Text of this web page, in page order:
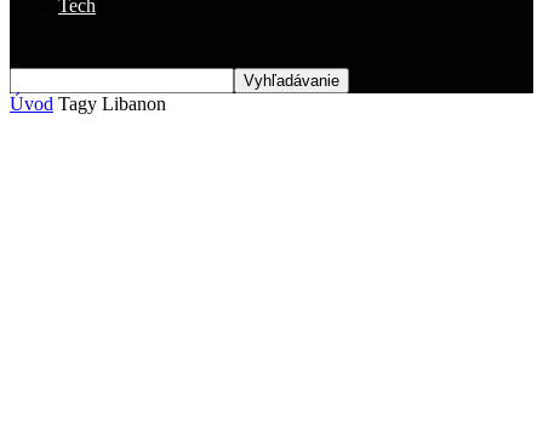
Tech
Úvod Tagy Libanon